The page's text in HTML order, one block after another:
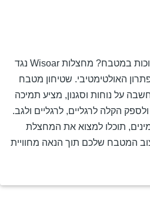
נמאס לכם לעמוד שעות ארוכות במטבח? מחצלות Wisoar נגד
האולטימטיבי. שטיחון מטבח
על נוחות וסגנון, מציע תמיכה
הקלה לרגליים, לרגליים ולגב.
תוכלו למצוא את המחצלת
שלכם תוך הנאה מחוויית